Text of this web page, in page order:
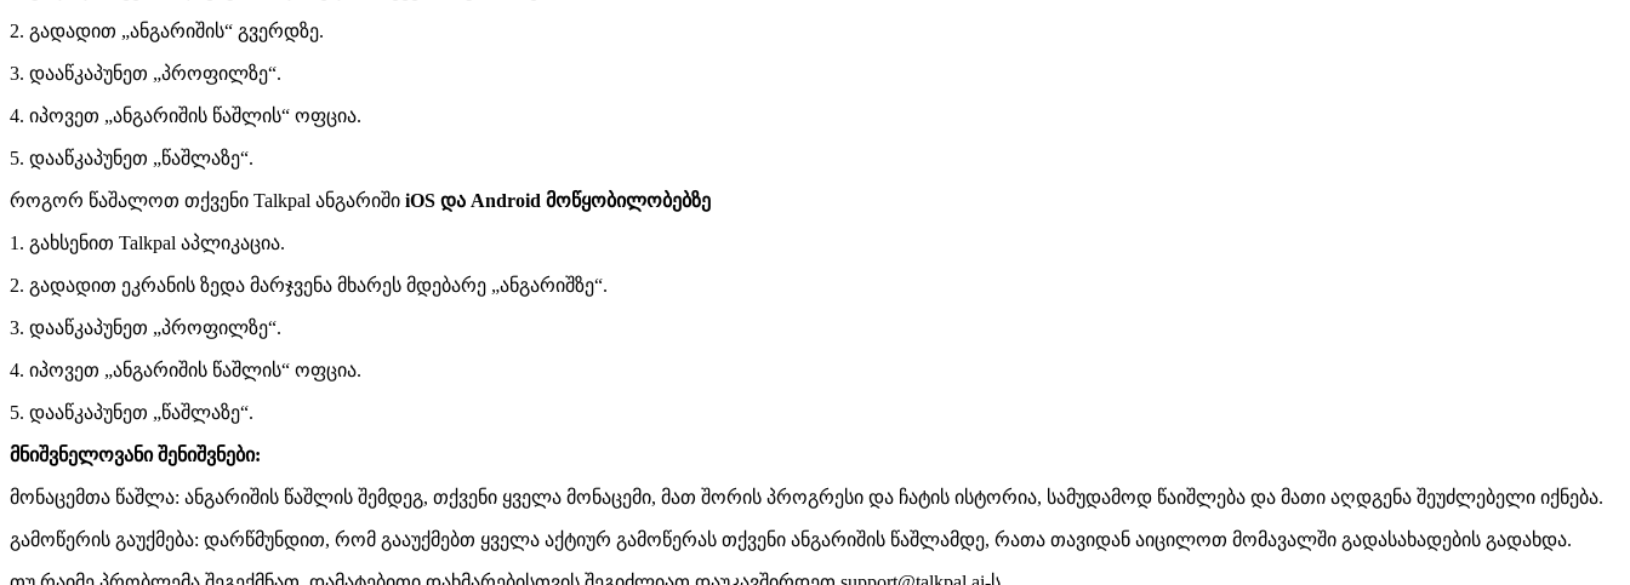
2. გადადით „ანგარიშის“ გვერდზე.
3. დააწკაპუნეთ „პროფილზე“.
4. იპოვეთ „ანგარიშის წაშლის“ ოფცია.
5. დააწკაპუნეთ „წაშლაზე“.
როგორ წაშალოთ თქვენი Talkpal ანგარიში iOS და Android მოწყობილობებზე
1. გახსენით Talkpal აპლიკაცია.
2. გადადით ეკრანის ზედა მარჯვენა მხარეს მდებარე „ანგარიშზე“.
3. დააწკაპუნეთ „პროფილზე“.
4. იპოვეთ „ანგარიშის წაშლის“ ოფცია.
5. დააწკაპუნეთ „წაშლაზე“.
მნიშვნელოვანი შენიშვნები:
მონაცემთა წაშლა: ანგარიშის წაშლის შემდეგ, თქვენი ყველა მონაცემი, მათ შორის პროგრესი და ჩატის ისტორია, სამუდამოდ წაიშლება და მათი აღდგენა შეუძლებელი იქნება.
გამოწერის გაუქმება: დარწმუნდით, რომ გააუქმებთ ყველა აქტიურ გამოწერას თქვენი ანგარიშის წაშლამდე, რათა თავიდან აიცილოთ მომავალში გადასახადების გადახდა.